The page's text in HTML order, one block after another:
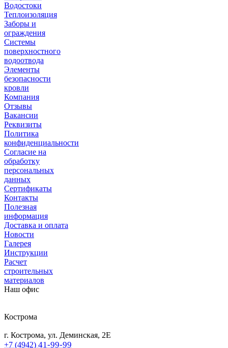
Водостоки
Теплоизоляция
Заборы и
ограждения
Системы
поверхностного
водоотвода
Элементы
безопасности
кровли
Компания
Отзывы
Вакансии
Реквизиты
Политика
конфиденциальности
Согласие на
обработку
персональных
данных
Сертификаты
Контакты
Полезная
информация
Доставка и оплата
Новости
Галерея
Инструкции
Расчет
строительных
материалов
Наш офис
Кострома
г. Кострома, ул. Деминская, 2Е
+7 (4942) 41-99-99